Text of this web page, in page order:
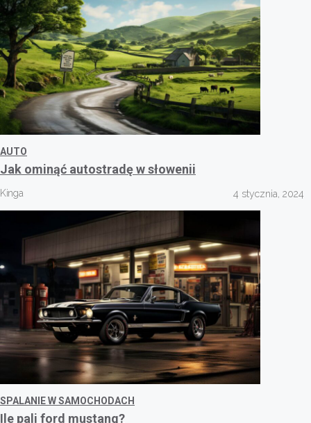
AUTO
Jak ominąć autostradę w słowenii
Kinga 4 stycznia, 2024
SPALANIE W SAMOCHODACH
Ile pali ford mustang?